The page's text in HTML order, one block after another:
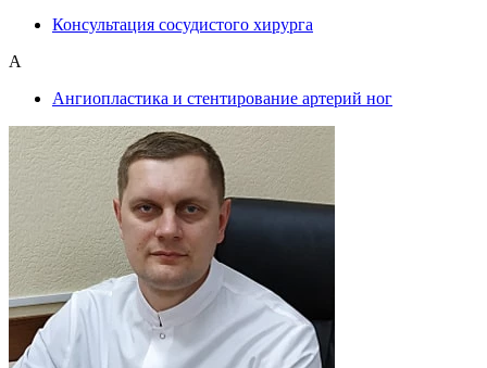
Консультация сосудистого хирурга
А
Ангиопластика и стентирование артерий ног